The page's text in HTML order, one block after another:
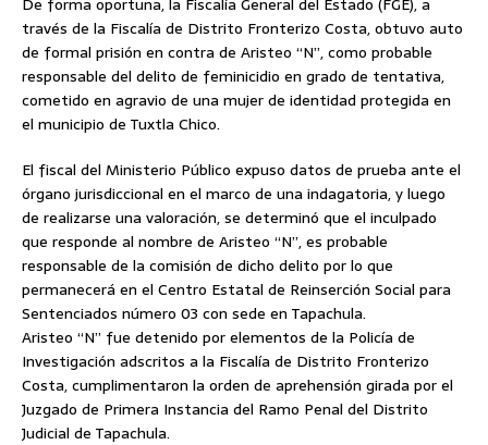
través de la Fiscalía de Distrito Fronterizo Costa, obtuvo auto
de formal prisión en contra de Aristeo “N”, como probable
responsable del delito de feminicidio en grado de tentativa,
cometido en agravio de una mujer de identidad protegida en
el municipio de Tuxtla Chico.
El fiscal del Ministerio Público expuso datos de prueba ante el
órgano jurisdiccional en el marco de una indagatoria, y luego
de realizarse una valoración, se determinó que el inculpado
que responde al nombre de Aristeo “N”, es probable
responsable de la comisión de dicho delito por lo que
permanecerá en el Centro Estatal de Reinserción Social para
Sentenciados número 03 con sede en Tapachula.
Aristeo “N” fue detenido por elementos de la Policía de
Investigación adscritos a la Fiscalía de Distrito Fronterizo
Costa, cumplimentaron la orden de aprehensión girada por el
Juzgado de Primera Instancia del Ramo Penal del Distrito
Judicial de Tapachula.